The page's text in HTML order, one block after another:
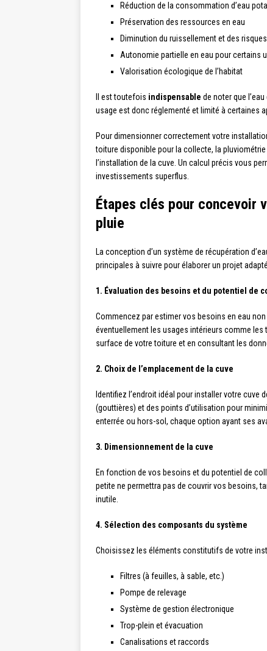
Réduction de la consommation d’eau
Préservation des ressources en eau
Diminution du ruissellement et des
Autonomie partielle en eau pour certains
Valorisation écologique de l’habitat
Il est toutefois indispensable de noter que
usage est donc réglementé et limité à certaines
Pour dimensionner correctement votre
toiture disponible pour la collecte, la
l’installation de la cuve. Un calcul précis vous
investissements superflus.
Étapes clés pour concevoir
pluie
La conception d’un système de récupération
principales à suivre pour élaborer un projet
1. Évaluation des besoins et du potentiel de
Commencez par estimer vos besoins en eau
éventuellement les usages intérieurs comme
surface de votre toiture et en consultant les
2. Choix de l’emplacement de la cuve
Identifiez l’endroit idéal pour installer votre
(gouttières) et des points d’utilisation pour
enterrée ou hors-sol, chaque option ayant ses
3. Dimensionnement de la cuve
En fonction de vos besoins et du potentiel de
petite ne permettra pas de couvrir vos besoins,
inutile.
4. Sélection des composants du système
Choisissez les éléments constitutifs de votre
Filtres (à feuilles, à sable, etc.)
Pompe de relevage
Système de gestion électronique
Trop-plein et évacuation
Canalisations et raccords